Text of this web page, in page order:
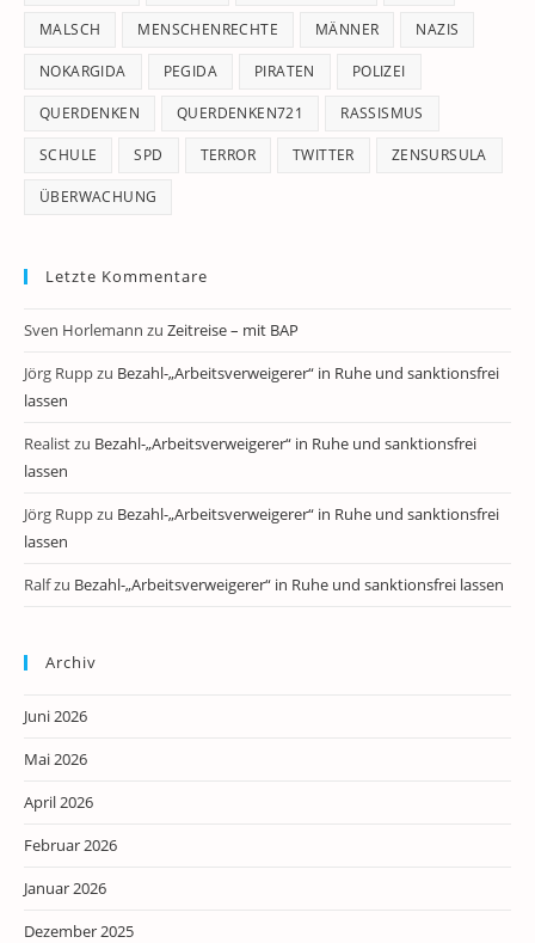
MALSCH MENSCHENRECHTE MÄNNER NAZIS
NOKARGIDA PEGIDA PIRATEN POLIZEI
QUERDENKEN QUERDENKEN721 RASSISMUS
SCHULE SPD TERROR TWITTER ZENSURSULA
ÜBERWACHUNG
Letzte Kommentare
Sven Horlemann zu Zeitreise – mit BAP
Jörg Ruppzu Bezahl-„Arbeitsverweigerer“ in Ruhe und sanktionsfrei
lassen
Realistzu Bezahl-„Arbeitsverweigerer“ in Ruhe und sanktionsfrei
lassen
Jörg Ruppzu Bezahl-„Arbeitsverweigerer“ in Ruhe und sanktionsfrei
lassen
Ralfzu Bezahl-„Arbeitsverweigerer“ in Ruhe und sanktionsfrei lassen
Archiv
Juni 2026
Mai 2026
April 2026
Februar 2026
Januar 2026
Dezember 2025